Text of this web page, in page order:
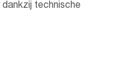
technische